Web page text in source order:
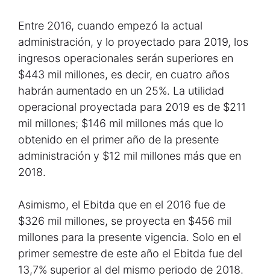
Entre 2016, cuando empezó la actual
administración, y lo proyectado para 2019, los
ingresos operacionales serán superiores en
$443 mil millones, es decir, en cuatro años
habrán aumentado en un 25%. La utilidad
operacional proyectada para 2019 es de $211
mil millones; $146 mil millones más que lo
obtenido en el primer año de la presente
administración y $12 mil millones más que en
2018.
Asimismo, el Ebitda que en el 2016 fue de
$326 mil millones, se proyecta en $456 mil
millones para la presente vigencia. Solo en el
primer semestre de este año el Ebitda fue del
13,7% superior al del mismo periodo de 2018.